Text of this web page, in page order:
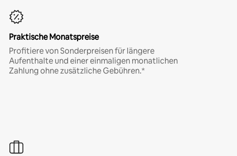
Praktische Monatspreise
Profitiere von Sonderpreisen für längere
Aufenthalte und einer einmaligen monatlichen
Zahlung ohne zusätzliche Gebühren.*